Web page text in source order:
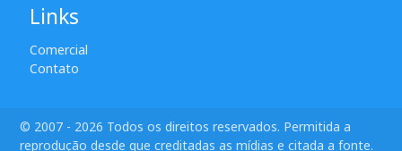
Links
Comercial
Contato
© 2007 - 2026 Todos os direitos reservados. Permitida a
reprodução desde que creditadas as mídias e citada a fonte.